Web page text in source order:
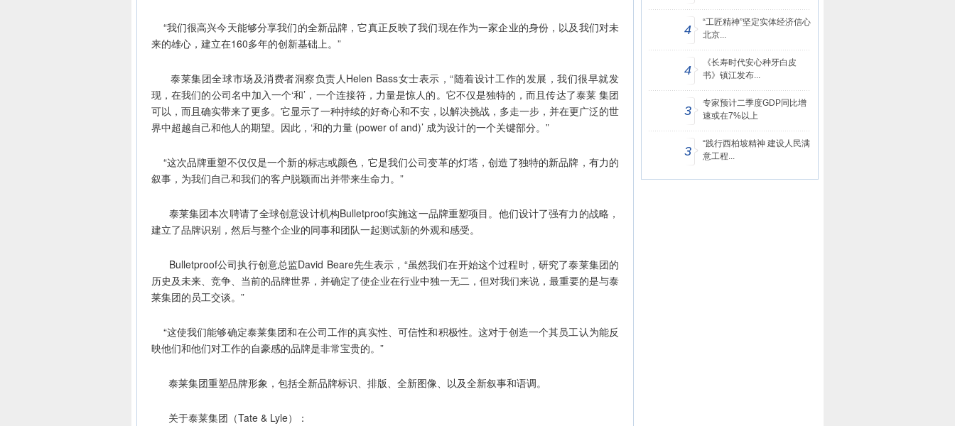
“我们很高兴今天能够分享我们的全新品牌，它真正反映了我们现在作为一家企业的身份，以及我们对未
来的雄心，建立在160多年的创新基础上。”
泰莱集团全球市场及消费者洞察负责人Helen Bass女士表示，“随着设计工作的发展，我们很早就发
现，在我们的公司名中加入一个‘和’，一个连接符，力量是惊人的。它不仅是独特的，而且传达了泰莱 集团
可以，而且确实带来了更多。它显示了一种持续的好奇心和不安，以解决挑战，多走一步，并在更广泛的世
界中超越自己和他人的期望。因此，‘和的力量 (power of and)’ 成为设计的一个关键部分。”
“这次品牌重塑不仅仅是一个新的标志或颜色，它是我们公司变革的灯塔，创造了独特的新品牌，有力的
叙事，为我们自己和我们的客户脱颖而出并带来生命力。”
泰莱集团本次聘请了全球创意设计机构Bulletproof实施这一品牌重塑项目。他们设计了强有力的战略，
建立了品牌识别，然后与整个企业的同事和团队一起测试新的外观和感受。
Bulletproof公司执行创意总监David Beare先生表示，“虽然我们在开始这个过程时，研究了泰莱集团的
历史及未来、竞争、当前的品牌世界，并确定了使企业在行业中独一无二，但对我们来说，最重要的是与泰
莱集团的员工交谈。”
“这使我们能够确定泰莱集团和在公司工作的真实性、可信性和积极性。这对于创造一个其员工认为能反
映他们和他们对工作的自豪感的品牌是非常宝贵的。”
泰莱集团重塑品牌形象，包括全新品牌标识、排版、全新图像、以及全新叙事和语调。
关于泰莱集团（Tate & Lyle）：
4
“工匠精神”坚定实体经济信心
北京...
4
《长寿时代安心种牙白皮
书》镇江发布...
3
专家预计二季度GDP同比增
速或在7%以上
3
“践行西柏坡精神 建设人民满
意工程...